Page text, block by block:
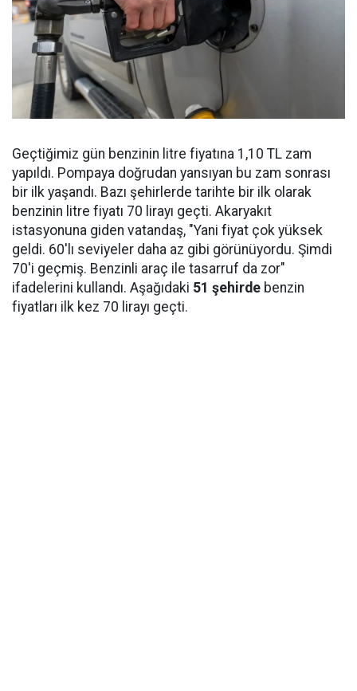
Geçtiğimiz gün benzinin litre fiyatına 1,10 TL zam
yapıldı. Pompaya doğrudan yansıyan bu zam sonrası
bir ilk yaşandı. Bazı şehirlerde tarihte bir ilk olarak
benzinin litre fiyatı 70 lirayı geçti. Akaryakıt
istasyonuna giden vatandaş, "Yani fiyat çok yüksek
geldi. 60'lı seviyeler daha az gibi görünüyordu. Şimdi
70'i geçmiş. Benzinli araç ile tasarruf da zor"
ifadelerini kullandı. Aşağıdaki 51 şehirde benzin
fiyatları ilk kez 70 lirayı geçti.